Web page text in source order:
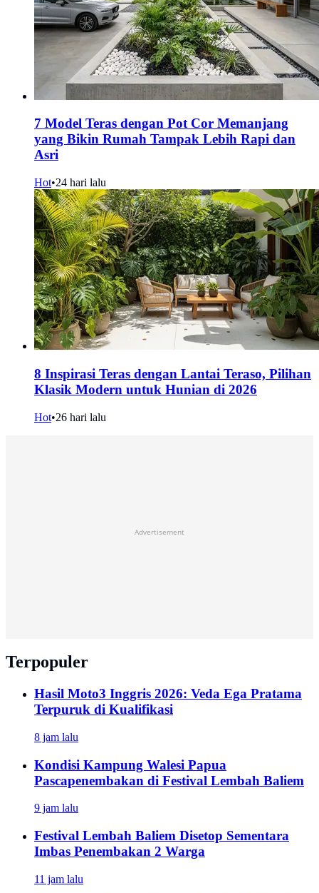
7 Model Teras dengan Pot Cor Memanjang
yang Bikin Rumah Tampak Lebih Rapi dan
Asri
Hot•24 hari lalu
8 Inspirasi Teras dengan Lantai Teraso, Pilihan
Klasik Modern untuk Hunian di 2026
Hot•26 hari lalu
Advertisement
Terpopuler
Hasil Moto3 Inggris 2026: Veda Ega Pratama
Terpuruk di Kualifikasi
8 jam lalu
Kondisi Kampung Walesi Papua
Pascapenembakan di Festival Lembah Baliem
9 jam lalu
Festival Lembah Baliem Disetop Sementara
Imbas Penembakan 2 Warga
11 jam lalu